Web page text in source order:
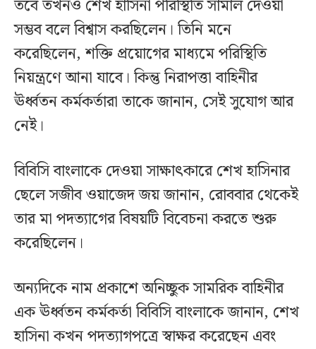
তবে তখনও শেখ হাসিনা পরিস্থিতি সামাল দেওয়া
সম্ভব বলে বিশ্বাস করছিলেন। তিনি মনে
করেছিলেন, শক্তি প্রয়োগের মাধ্যমে পরিস্থিতি
নিয়ন্ত্রণে আনা যাবে। কিন্তু নিরাপত্তা বাহিনীর
ঊর্ধ্বতন কর্মকর্তারা তাকে জানান, সেই সুযোগ আর
নেই।
বিবিসি বাংলাকে দেওয়া সাক্ষাৎকারে শেখ হাসিনার
ছেলে সজীব ওয়াজেদ জয় জানান, রোববার থেকেই
তার মা পদত্যাগের বিষয়টি বিবেচনা করতে শুরু
করেছিলেন।
অন্যদিকে নাম প্রকাশে অনিচ্ছুক সামরিক বাহিনীর
এক ঊর্ধ্বতন কর্মকর্তা বিবিসি বাংলাকে জানান, শেখ
হাসিনা কখন পদত্যাগপত্রে স্বাক্ষর করেছেন এবং